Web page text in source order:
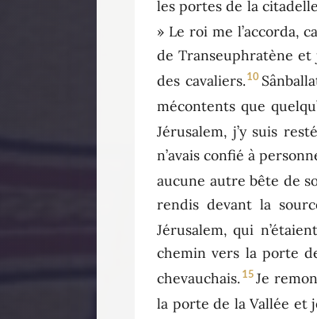
les portes de la
» Le roi me l’accorda,
de Transeuphratène
des cavaliers.10
mécontents que
Jérusalem, j’y suis
n’avais confié à
aucune autre bête de
rendis devant la
Jérusalem, qui
chemin vers la porte
chevauchais. 15 Je
la porte de la Vallée et